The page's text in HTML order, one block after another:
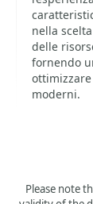
nella
delle
fornendo
moderni.
Please note